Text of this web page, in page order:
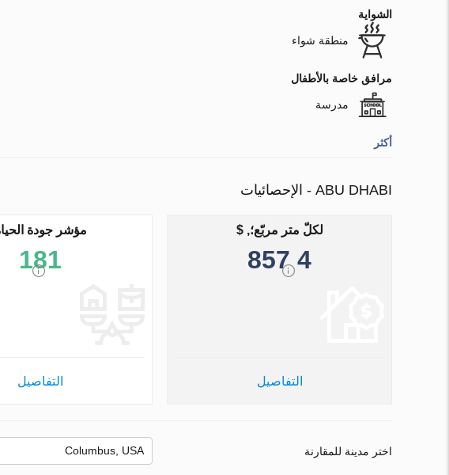
الشواية
منطقة شواء
مرافق خاصة بالأطفال
مدرسة
أكثر
ABU DHABI - الإحصائيات
لكلّ متر مربّع؛, $
4 857
التفاصيل
مؤشر جودة
181
التفاصيل
اختر مدينة للمقارنة